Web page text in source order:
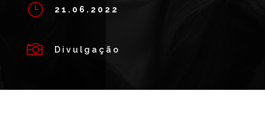
} 21.06.2022
 Divulgação